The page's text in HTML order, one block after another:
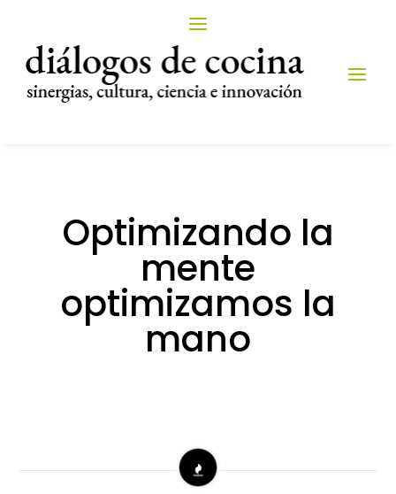
Optimizando la
mente
optimizamos la
mano